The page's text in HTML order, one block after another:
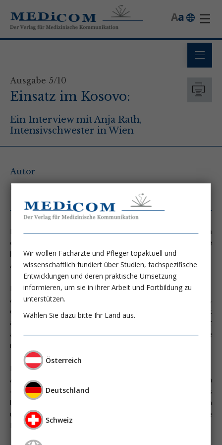
a
A
Ausgabe 5/10
Einsatz im Kosovo:
Ein Interview mit Anja Rath,
Intensivschwester in Wien
Autor
DGKS Anja Rath - AKH Wien
Intensiv-News:Du warst vor nicht allzu langer Zeit in
einem Krisengebiet als Krankenschwester im Einsatz. Wie
bist du dort hingekommen, mit wem?
Anja Rath: Mit dem österreichischen Bundesheer.
Intensiv-News:Und wo warst du da genau?
Anja Rath: Direkt in Prizren, das ist im Süden vom Kosovo,
eine sehr schöne Stadt. Die Einheimischen dort sind recht
arme Leute, die Arbeitslosigkeit ist sehr hoch. Landwirtschaft
als Ertragsmöglichkeit ist sehr gefährlich, da weite Gebiete
noch immer vermint sind.
Intensiv-News:
Anja Rath: Im deutschen Camp, da sind ca. 4000 Soldaten von
4 Nationen und da gibt es natürlich auch ein Feldlazarett. Es
besteht aus einigen Containern, dort sind die Bettenstationen
untergebracht, eine Notfallambulanz mit 6 Akutbetten und eine
Intensivstation mit 6 Positionen.
Wir wollen Fachärzte und Pfleger topaktuell und
wissenschaftlich fundiert über Studien, fachspezifische
Entwicklungen und deren praktische Umsetzung
informieren, um sie in ihrer Arbeit und Fortbildung zu
unterstützen.
Wählen Sie dazu bitte Ihr Land aus.
Österreich
Deutschland
Schweiz